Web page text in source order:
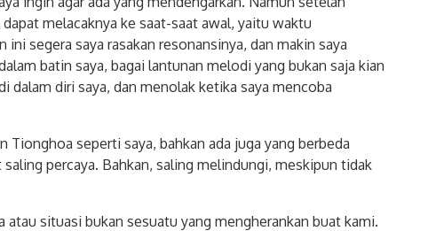
melacaknya ke saat-saat awal, yaitu waktu
segera saya rasakan resonansinya, dan makin saya
batin saya, bagai lantunan melodi yang bukan saja kian
dalam diri saya, dan menolak ketika saya mencoba
Tionghoa seperti saya, bahkan ada juga yang berbeda
percaya. Bahkan, saling melindungi, meskipun tidak
situasi bukan sesuatu yang mengherankan buat kami.